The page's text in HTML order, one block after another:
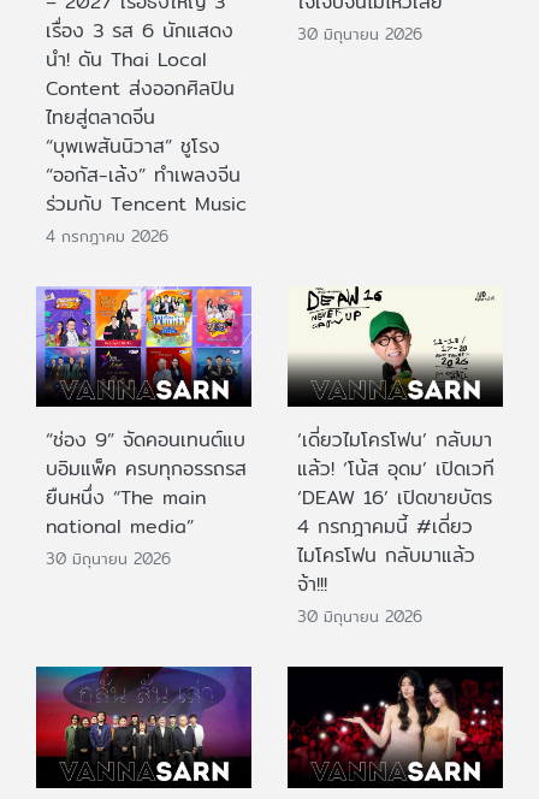
เรื่อง 3 รส 6 นักแสดง
นำ! ดัน Thai Local
Content ส่งออกศิลปิน
ไทยสู่ตลาดจีน
“บุพเพสันนิวาส” ชูโรง
“ออกัส-เล้ง” ทำเพลงจีน
ร่วมกับ Tencent Music
4 กรกฎาคม 2026
30 มิถุนายน 2026
“ช่อง 9” จัดคอนเทนต์แบ
บอิมแพ็ค ครบทุกอรรถรส
ยืนหนึ่ง “The main
national media”
30 มิถุนายน 2026
‘เดี่ยวไมโครโฟน’ กลับมา
แล้ว! ‘โน้ส อุดม’ เปิดเวที
‘DEAW 16’ เปิดขายบัตร
4 กรกฎาคมนี้ #เดี่ยว
ไมโครโฟน กลับมาแล้ว
จ้า!!!
30 มิถุนายน 2026